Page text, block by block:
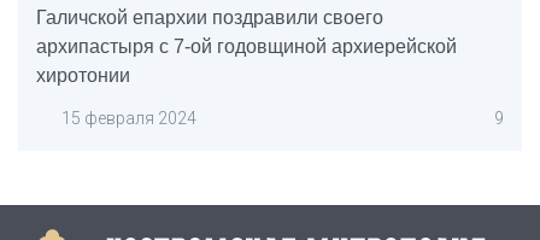
Галичской епархии поздравили своего
архипастыря с 7-ой годовщиной архиерейской
хиротонии
15 февраля 2024 9